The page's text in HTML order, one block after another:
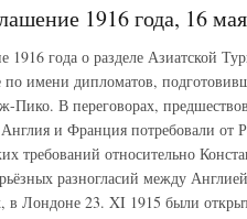
1916 года, 16
1916 года о разделе Азиатской
по имени дипломатов,
Пико. В переговорах,
и Франция потребовали от
требований относительно
разногласий между
в Лондоне 23. XI 1915 были